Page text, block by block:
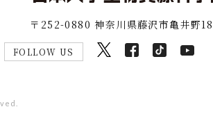
〒252-0880 神奈川県藤沢市亀井野
FOLLOW US